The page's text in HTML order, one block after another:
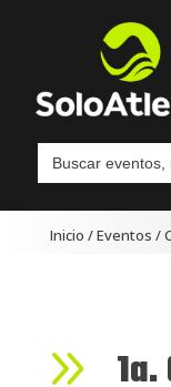
Buscar:
Inicio /Eventos /
9